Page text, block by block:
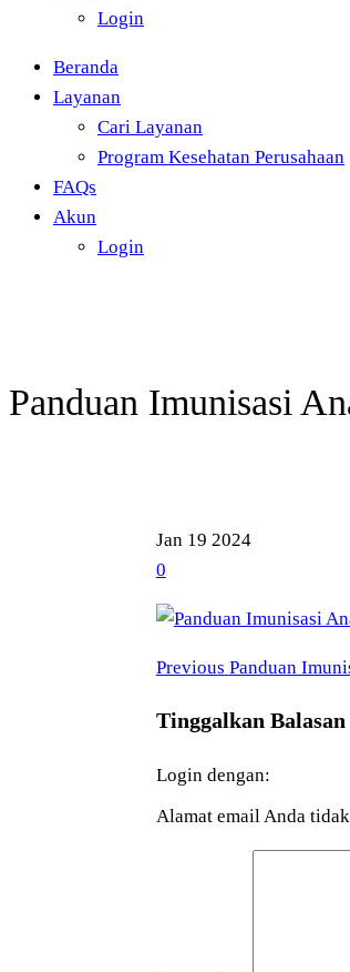
Login
Beranda
Layanan
Cari Layanan
Program Kesehatan Perusahaan
FAQs
Akun
Login
Panduan Imunisasi
Jan 19 2024
0
Navigasi
pos
Previous
Previous Panduan
Tinggalkan Balasan
Login dengan:
Alamat email Anda